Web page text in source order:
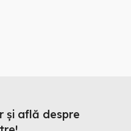
și află despre